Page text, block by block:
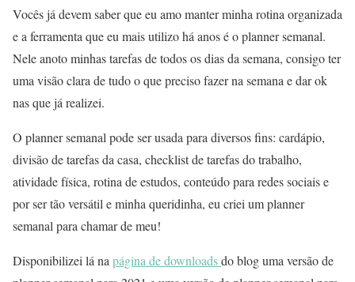
Vocês já devem saber que eu amo manter minha rotina organizada
e a ferramenta que eu mais utilizo há anos é o planner semanal.
Nele anoto minhas tarefas de todos os dias da semana, consigo ter
uma visão clara de tudo o que preciso fazer na semana e dar ok
nas que já realizei.
O planner semanal pode ser usada para diversos fins: cardápio,
divisão de tarefas da casa, checklist de tarefas do trabalho,
atividade física, rotina de estudos, conteúdo para redes sociais e
por ser tão versátil e minha queridinha, eu criei um planner
semanal para chamar de meu!
Disponibilizei lá na página de downloadsdo blog uma versão de